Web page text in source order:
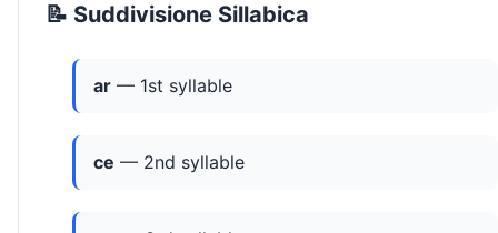
📝 Suddivisione Sillabica
ar — 1st syllable
ce — 2nd syllable